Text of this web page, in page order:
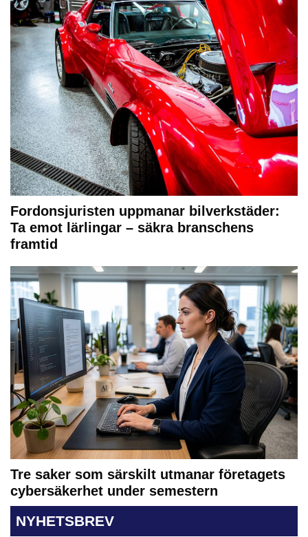
Fordonsjuristen uppmanar bilverkstäder:
Ta emot lärlingar – säkra branschens
framtid
Tre saker som särskilt utmanar företagets
cybersäkerhet under semestern
NYHETSBREV